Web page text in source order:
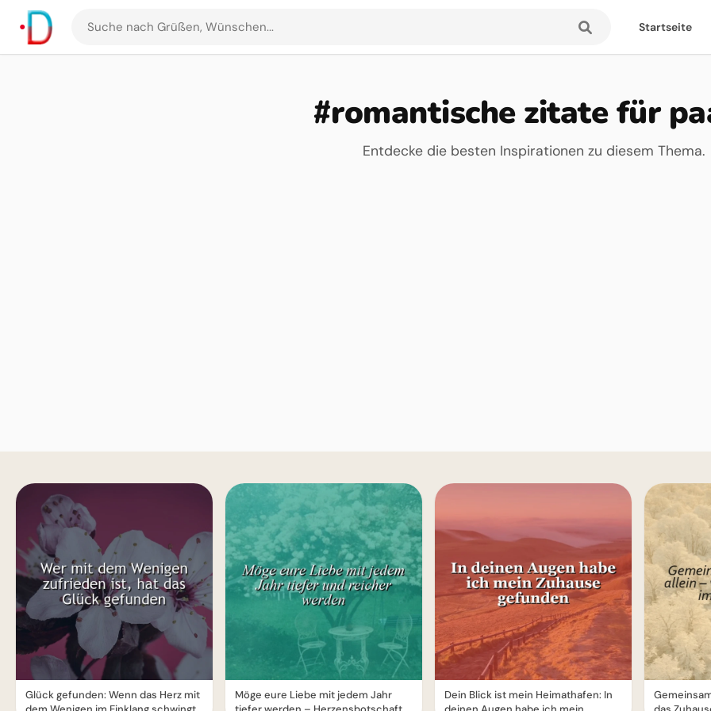
Suche
nach
Startseite
#romantische zitate für
Entdecke die besten Inspirationen zu diesem Thema.
Glück gefunden: Wenn das Herz mit
Möge eure Liebe mit jedem Jahr
Dein Blick ist mein Heimathafen: In